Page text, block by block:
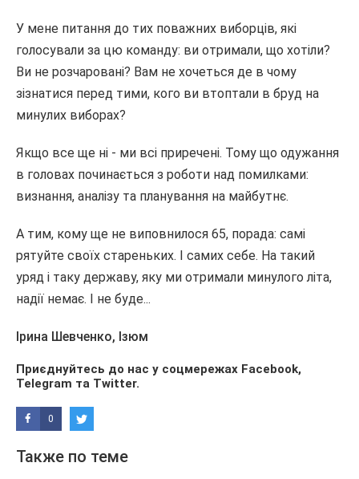
У мене питання до тих поважних виборців, які
голосували за цю команду: ви отримали, що хотіли?
Ви не розчаровані? Вам не хочеться де в чому
зізнатися перед тими, кого ви втоптали в бруд на
минулих виборах?
Якщо все ще ні - ми всі приречені. Тому що одужання
в головах починається з роботи над помилками:
визнання, аналізу та планування на майбутнє.
А тим, кому ще не виповнилося 65, порада: самі
рятуйте своїх стареньких. І самих себе. На такий
уряд і таку державу, яку ми отримали минулого літа,
надії немає. І не буде...
Ірина Шевченко, Ізюм
Приєднуйтесь до нас у соцмережах Facebook,
Telegram та Twitter.
0
Также по теме